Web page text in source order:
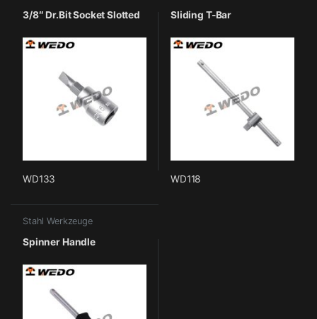
3/8″ Dr.Bit Socket Slotted
WD133
Sliding T-Bar
WD118
Stahl Werkzeuge
Spinner Handle